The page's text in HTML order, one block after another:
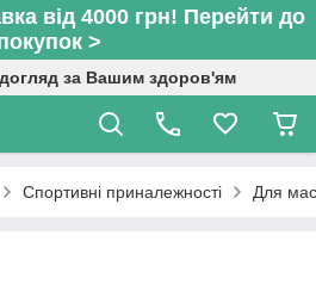
від 4000 грн! Перейти до
>
за Вашим здоров'ям
Спортивні приналежності Для